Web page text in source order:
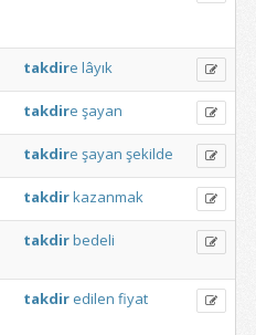
takdire lâyık
takdire şayan
takdire şayan şekilde
takdirkazanmak
takdirbedeli
takdir edilen fiyat